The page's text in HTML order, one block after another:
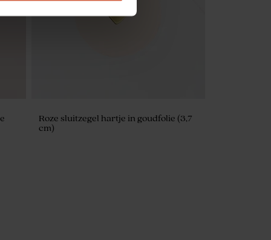
Roze sluitzegel hartje in goudfolie (3,7
cm)